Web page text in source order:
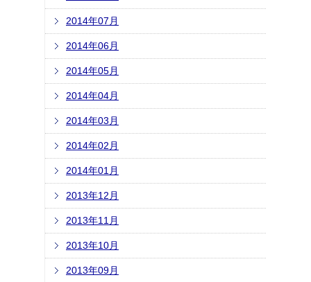
2014年07月
2014年06月
2014年05月
2014年04月
2014年03月
2014年02月
2014年01月
2013年12月
2013年11月
2013年10月
2013年09月